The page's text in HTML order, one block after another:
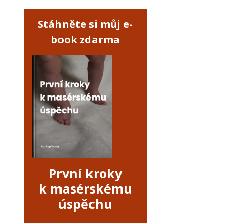
Stáhněte si můj e-
book zdarma
První kroky
k masérskému
úspěchu